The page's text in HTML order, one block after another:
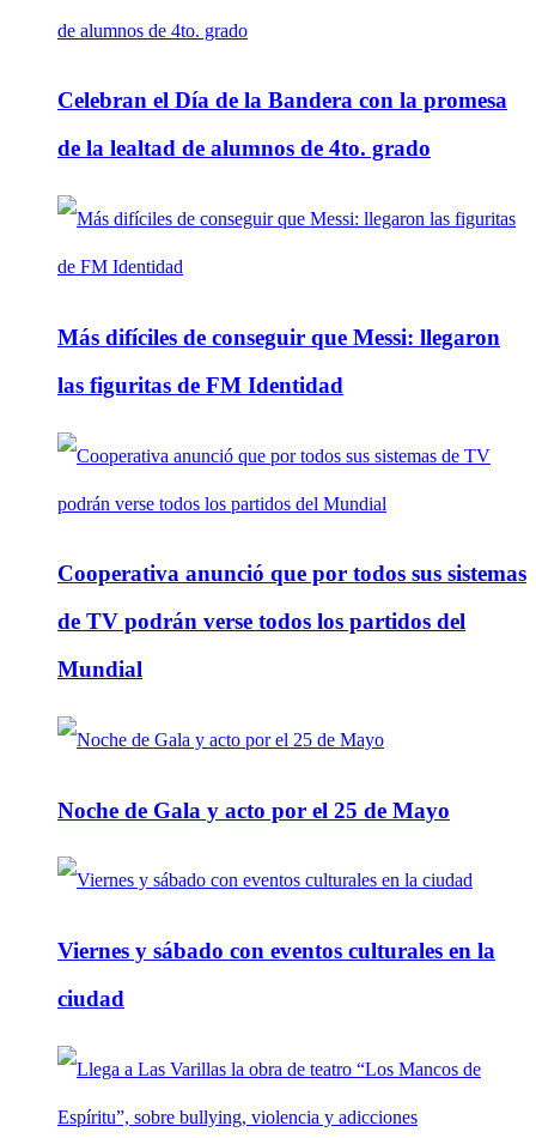
Celebran el Día de la Bandera con la promesa
de la lealtad de alumnos de 4to. grado
Más difíciles de conseguir que Messi: llegaron
las figuritas de FM Identidad
Cooperativa anunció que por todos sus sistemas
de TV podrán verse todos los partidos del
Mundial
Noche de Gala y acto por el 25 de Mayo
Viernes y sábado con eventos culturales en la
ciudad